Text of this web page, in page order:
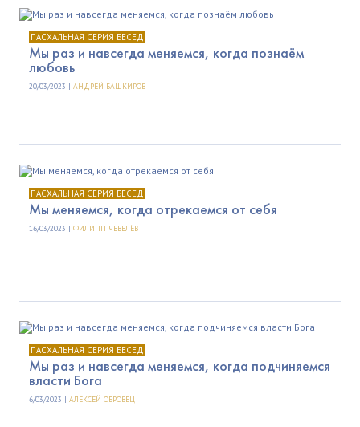
ПАСХАЛЬНАЯ СЕРИЯ БЕСЕД
Мы раз и навсегда меняемся, когда познаём
любовь
20/03/2023 | АНДРЕЙ БАШКИРОВ
ПАСХАЛЬНАЯ СЕРИЯ БЕСЕД
Мы меняемся, когда отрекаемся от себя
16/03/2023 | ФИЛИПП ЧЕВЕЛЁВ
ПАСХАЛЬНАЯ СЕРИЯ БЕСЕД
Мы раз и навсегда меняемся, когда подчиняемся
власти Бога
6/03/2023 | АЛЕКСЕЙ ОБРОВЕЦ